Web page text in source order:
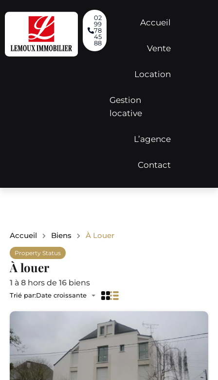
Accueil
Vente
Location
Gestion
locative
L’agence
Contact
02
99
78
45
88
Accueil Biens À Louer
Property Status
À louer
1 à 8 hors de 16 biens
Trié par:Date croissante